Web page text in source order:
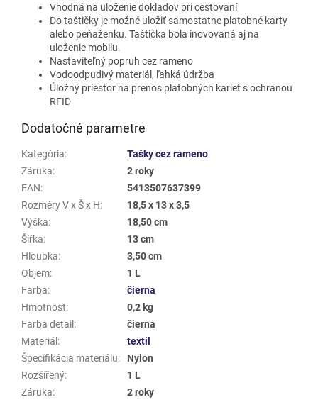
Vhodná na uloženie dokladov pri cestovaní
Do taštičky je možné uložiť samostatne platobné karty
alebo peňaženku. Taštička bola inovovaná aj na
uloženie mobilu.
Nastaviteľný popruh cez rameno
Vodoodpudivý materiál, ľahká údržba
Úložný priestor na prenos platobných kariet s ochranou
RFID
Dodatočné parametre
Kategória:
Tašky cez rameno
Záruka:
2 roky
EAN:
5413507637399
Rozměry V x Š x H:
18,5 x 13 x 3,5
Výška:
18,50 cm
Šířka:
13 cm
Hloubka:
3,50 cm
Objem:
1 L
Farba:
čierna
Hmotnost:
0,2 kg
Farba detail :
čierna
Materiál :
textil
Špecifikácia materiálu:
Nylon
Rozšířený:
1 L
Záruka:
2 roky